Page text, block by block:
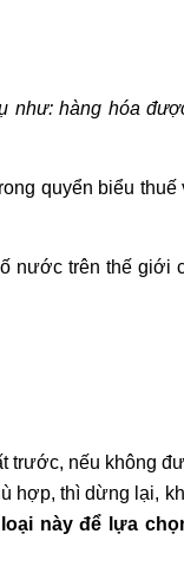
như: hàng hóa
quyển biểu thuế
nước trên thế giới
trước, nếu không
hợp, thì dừng lại,
này để lựa